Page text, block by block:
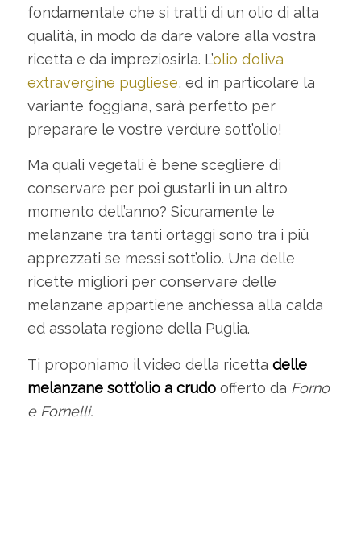
fondamentale che si tratti di un olio di alta
qualità, in modo da dare valore alla vostra
ricetta e da impreziosirla. L’olio d’oliva
extravergine pugliese, ed in particolare la
variante foggiana, sarà perfetto per
preparare le vostre verdure sott’olio!
Ma quali vegetali è bene scegliere di
conservare per poi gustarli in un altro
momento dell’anno? Sicuramente le
melanzane tra tanti ortaggi sono tra i più
apprezzati se messi sott’olio. Una delle
ricette migliori per conservare delle
melanzane appartiene anch’essa alla calda
ed assolata regione della Puglia.
Ti proponiamo il video della ricetta delle
melanzane sott’olio a crudoofferto da Forno
e Fornelli.